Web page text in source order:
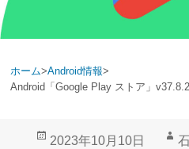
ホーム>Android情報>
Android「Google Play ストア」
投
2023年10月10日